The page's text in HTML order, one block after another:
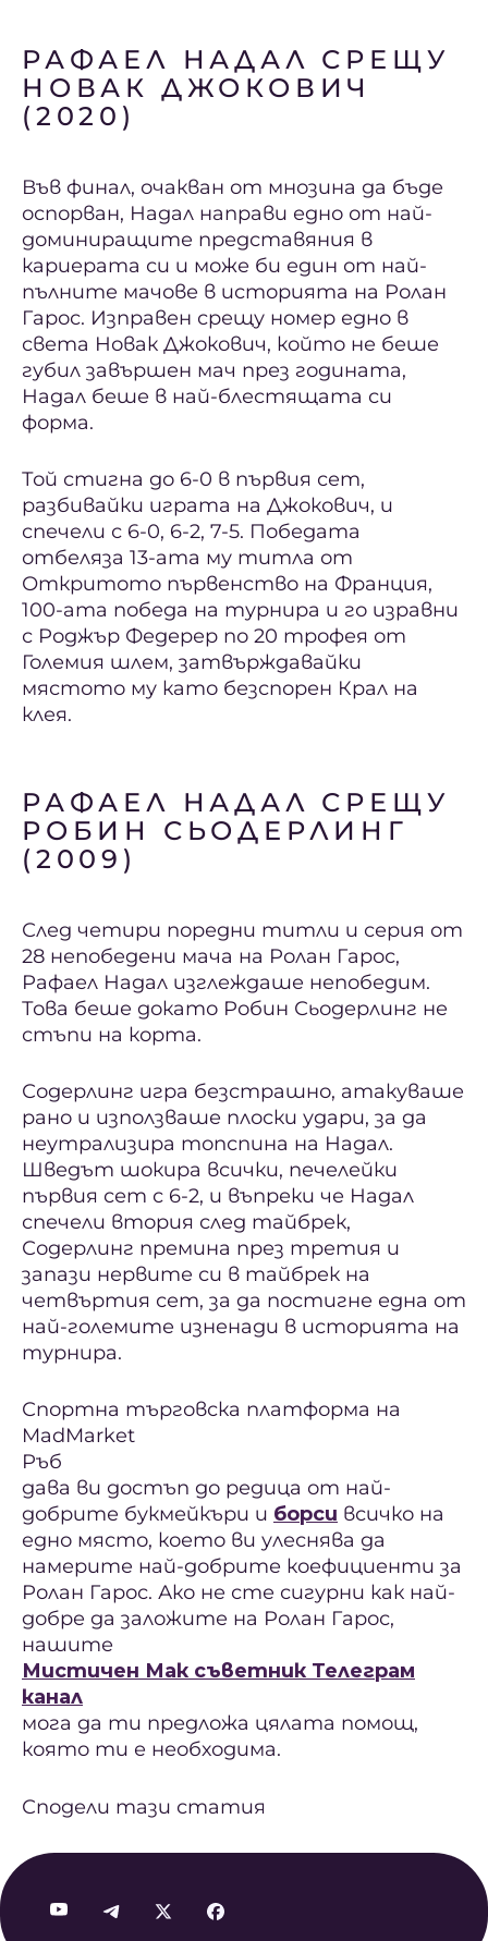
РАФАЕЛ НАДАЛ СРЕЩУ
НОВАК ДЖОКОВИЧ
(2020)
Във финал, очакван от мнозина да бъде
оспорван, Надал направи едно от най-
доминиращите представяния в
кариерата си и може би един от най-
пълните мачове в историята на Ролан
Гарос. Изправен срещу номер едно в
света Новак Джокович, който не беше
губил завършен мач през годината,
Надал беше в най-блестящата си
форма.
Той стигна до 6-0 в първия сет,
разбивайки играта на Джокович, и
спечели с 6-0, 6-2, 7-5. Победата
отбеляза 13-ата му титла от
Откритото първенство на Франция,
100-ата победа на турнира и го изравни
с Роджър Федерер по 20 трофея от
Големия шлем, затвърждавайки
мястото му като безспорен Крал на
клея.
РАФАЕЛ НАДАЛ СРЕЩУ
РОБИН СЬОДЕРЛИНГ
(2009)
След четири поредни титли и серия от
28 непобедени мача на Ролан Гарос,
Рафаел Надал изглеждаше непобедим.
Това беше докато Робин Сьодерлинг не
стъпи на корта.
Содерлинг игра безстрашно, атакуваше
рано и използваше плоски удари, за да
неутрализира топспина на Надал.
Шведът шокира всички, печелейки
първия сет с 6-2, и въпреки че Надал
спечели втория след тайбрек,
Содерлинг премина през третия и
запази нервите си в тайбрек на
четвъртия сет, за да постигне една от
най-големите изненади в историята на
турнира.
Спортна търговска платформа на
MadMarket
Ръб
дава ви достъп до редица от най-
добрите букмейкъри и борси всичко на
едно място, което ви улеснява да
намерите най-добрите коефициенти за
Ролан Гарос. Ако не сте сигурни как най-
добре да заложите на Ролан Гарос,
нашите
Мистичен Мак съветник Телеграм
канал
мога да ти предложа цялата помощ,
която ти е необходима.
Сподели тази статия